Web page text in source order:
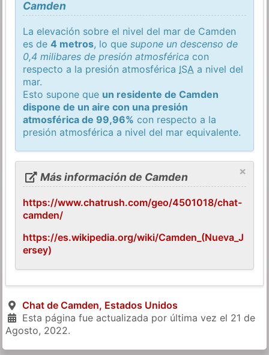
Camden
La elevación sobre el nivel del mar de Camden
es de4 metros, lo quesupone un descenso de
0,4 milibares de presión atmosférica con
respecto a la presión atmosférica ISA a nivel del
mar.
Esto supone que un residente de Camden
dispone de un aire con una presión
atmosférica de 99,96% con respecto a la
presión atmosférica a nivel del mar equivalente.
×
Más información de Camden
https://www.chatrush.com/geo/4501018/chat-
camden/
https://es.wikipedia.org/wiki/Camden_(Nueva_J
ersey)
Chat de Camden, Estados Unidos
Esta página fue actualizada por última vez el 21 de
Agosto, 2022.